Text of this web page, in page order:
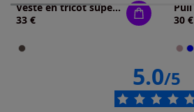
Veste en tricot superbe tricot jacquard
33 €
30 €
5.0/5